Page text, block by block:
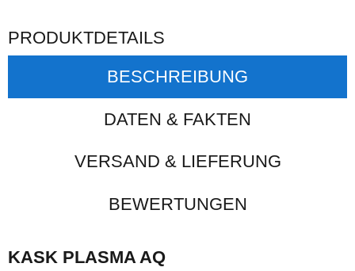
PRODUKTDETAILS
BESCHREIBUNG
DATEN & FAKTEN
VERSAND & LIEFERUNG
BEWERTUNGEN
KASK PLASMA AQ